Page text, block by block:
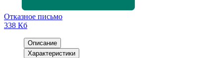
Отказное письмо
338 Кб
Описание
Характеристики